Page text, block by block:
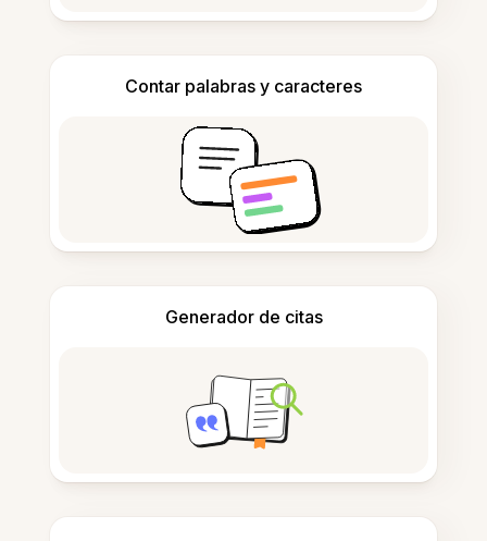
Contar palabras y caracteres
Generador de citas